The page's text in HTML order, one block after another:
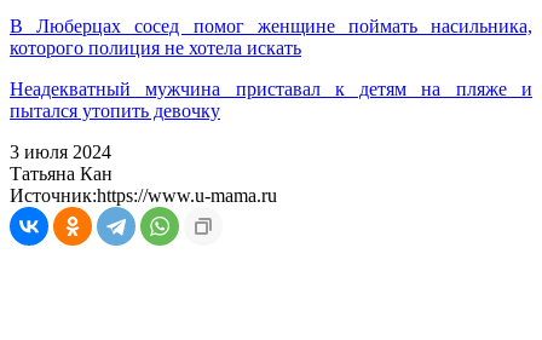
В Люберцах сосед помог женщине поймать насильника,
которого полиция не хотела искать
Неадекватный мужчина приставал к детям на пляже и
пытался утопить девочку
3 июля 2024
Татьяна Кан
Источник:https://www.u-mama.ru